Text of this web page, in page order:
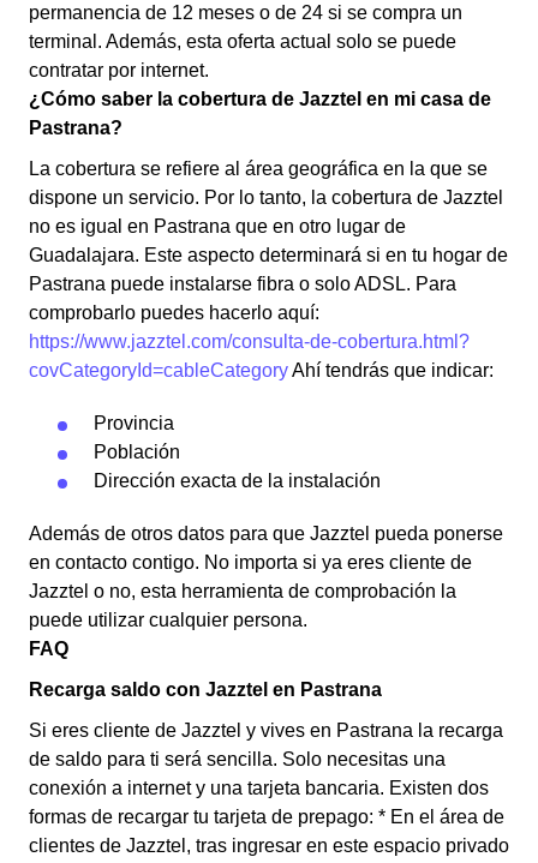
permanencia de 12 meses o de 24 si se compra un
terminal. Además, esta oferta actual solo se puede
contratar por internet.
¿Cómo saber la cobertura de Jazztel en mi casa de
Pastrana?
La cobertura se refiere al área geográfica en la que se
dispone un servicio. Por lo tanto, la cobertura de Jazztel
no es igual en Pastrana que en otro lugar de
Guadalajara. Este aspecto determinará si en tu hogar de
Pastrana puede instalarse fibra o solo ADSL. Para
comprobarlo puedes hacerlo aquí:
https://www.jazztel.com/consulta-de-cobertura.html?
covCategoryId=cableCategoryAhí tendrás que indicar:
Provincia
Población
Dirección exacta de la instalación
Además de otros datos para que Jazztel pueda ponerse
en contacto contigo. No importa si ya eres cliente de
Jazztel o no, esta herramienta de comprobación la
puede utilizar cualquier persona.
FAQ
Recarga saldo con Jazztel en Pastrana
Si eres cliente de Jazztel y vives en Pastrana la recarga
de saldo para ti será sencilla. Solo necesitas una
conexión a internet y una tarjeta bancaria. Existen dos
formas de recargar tu tarjeta de prepago: * En el área de
clientes de Jazztel, tras ingresar en este espacio privado